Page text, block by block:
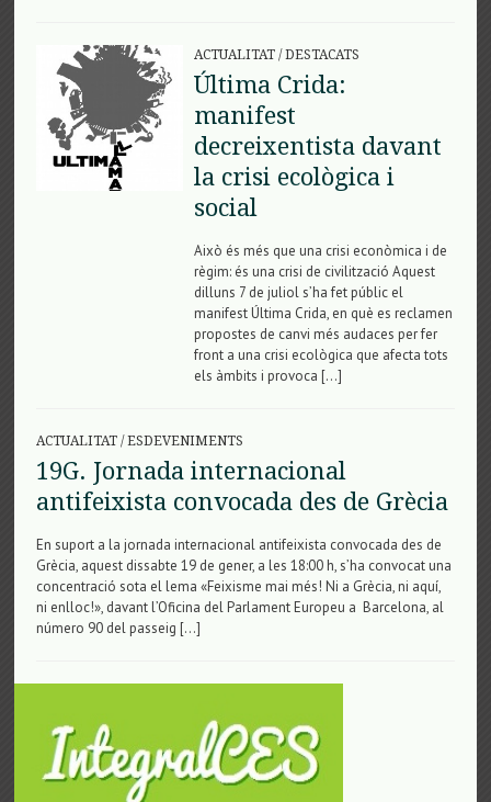
ACTUALITAT/DESTACATS
Última Crida:
manifest
decreixentista davant
la crisi ecològica i
social
Això és més que una crisi econòmica i de
règim: és una crisi de civilització Aquest
dilluns 7 de juliol s’ha fet públic el
manifest Última Crida, en què es reclamen
propostes de canvi més audaces per fer
front a una crisi ecològica que afecta tots
els àmbits i provoca […]
ACTUALITAT /ESDEVENIMENTS
19G. Jornada internacional
antifeixista convocada des de Grècia
En suport a la jornada internacional antifeixista convocada des de
Grècia, aquest dissabte 19 de gener, a les 18:00 h, s’ha convocat una
concentració sota el lema «Feixisme mai més! Ni a Grècia, ni aquí,
ni enlloc!», davant l’Oficina del Parlament Europeu a ‎ Barcelona, al
número 90 del passeig […]